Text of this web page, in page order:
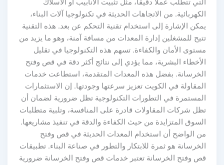
تتطلب عملًا دقيقًا، مثل تثبيت الأنابيب أو الأسلاك
من الاتجاهات الحديثة في تكنولوجيا آلات البناء،
الإشارة إلى استخدام تقنية التحكم عن بعد. هذه التقنية
للمشغلين إدارة المعدات من مسافة آمنة، وهو ما يزيد من
الأمان والكفاءة. تسهم هذه التكنولوجيا في تقليل
البشرية، مما يؤدي إلى نتائج أكثر دقة في قص وفتح
بفضل هذه المعدات المتقدمة، استطاعت خدمات
في الكويت تعزيز سرعتها وجودتها. إن الاستثمارات
في التطورات التكنولوجية تظل ضرورية لضمان أن
شركات المقاولات قادرة على المنافسة، وتلبية متطلبات
المتزايدة من حيث الكفاءة والدقة في تنفيذ مشاريعها.
الواضح أن استخدام المعدات الحديثة في قص وفتح
هو ثمرة للابتكار والتطور في صناعة البناء. تطبيقات
وفتح الخرسانة تعتبر خدمات قص وفتح الخرسانة ضرورية